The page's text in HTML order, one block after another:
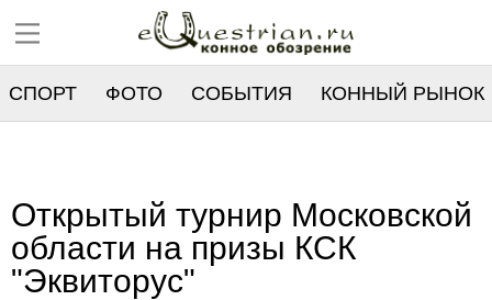
СПОРТ ФОТО СОБЫТИЯ КОННЫЙ РЫНОК
Открытый турнир Московской
области на призы КСК
"Эквиторус"